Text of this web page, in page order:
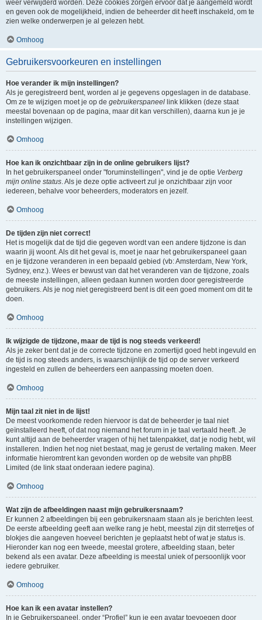
weer verwijderd worden. Deze cookies zorgen ervoor dat je aangemeld wordt
en geven ook de mogelijkheid, indien de beheerder dit heeft inschakeld, om te
zien welke onderwerpen je al gelezen hebt.
Omhoog
Gebruikersvoorkeuren en instellingen
Hoe verander ik mijn instellingen?
Als je geregistreerd bent, worden al je gegevens opgeslagen in de database.
Om ze te wijzigen moet je op de gebruikerspaneel link klikken (deze staat
meestal bovenaan op de pagina, maar dit kan verschillen), daarna kun je je
instellingen wijzigen.
Omhoog
Hoe kan ik onzichtbaar zijn in de online gebruikers lijst?
In het gebruikerspaneel onder "foruminstellingen", vind je de optie Verberg
mijn online status. Als je deze optie activeert zul je onzichtbaar zijn voor
iedereen, behalve voor beheerders, moderators en jezelf.
Omhoog
De tijden zijn niet correct!
Het is mogelijk dat de tijd die gegeven wordt van een andere tijdzone is dan
waarin jij woont. Als dit het geval is, moet je naar het gebruikerspaneel gaan
en je tijdzone veranderen in een bepaald gebied (vb: Amsterdam, New York,
Sydney, enz.). Wees er bewust van dat het veranderen van de tijdzone, zoals
de meeste instellingen, alleen gedaan kunnen worden door geregistreerde
gebruikers. Als je nog niet geregistreerd bent is dit een goed moment om dit te
doen.
Omhoog
Ik wijzigde de tijdzone, maar de tijd is nog steeds verkeerd!
Als je zeker bent dat je de correcte tijdzone en zomertijd goed hebt ingevuld en
de tijd is nog steeds anders, is waarschijnlijk de tijd op de server verkeerd
ingesteld en zullen de beheerders een aanpassing moeten doen.
Omhoog
Mijn taal zit niet in de lijst!
De meest voorkomende reden hiervoor is dat de beheerder je taal niet
geïnstalleerd heeft, of dat nog niemand het forum in je taal vertaald heeft. Je
kunt altijd aan de beheerder vragen of hij het talenpakket, dat je nodig hebt, wil
installeren. Indien het nog niet bestaat, mag je gerust de vertaling maken. Meer
informatie hieromtrent kan gevonden worden op de website van phpBB
Limited (de link staat onderaan iedere pagina).
Omhoog
Wat zijn de afbeeldingen naast mijn gebruikersnaam?
Er kunnen 2 afbeeldingen bij een gebruikersnaam staan als je berichten leest.
De eerste afbeelding geeft aan welke rang je hebt, meestal zijn dit sterretjes of
blokjes die aangeven hoeveel berichten je geplaatst hebt of wat je status is.
Hieronder kan nog een tweede, meestal grotere, afbeelding staan, beter
bekend als een avatar. Deze afbeelding is meestal uniek of persoonlijk voor
iedere gebruiker.
Omhoog
Hoe kan ik een avatar instellen?
In je Gebruikerspaneel, onder “Profiel” kun je een avatar toevoegen door